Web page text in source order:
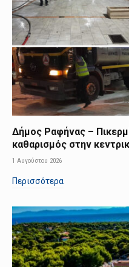
Δήμος Ραφήνας –
καθαρισμός στην
1 Αυγούστου 2026
Περισσότερα